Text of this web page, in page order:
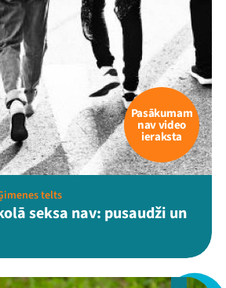
Pasākumam
nav video
ieraksta
telts
seksa nav: pusaudži un